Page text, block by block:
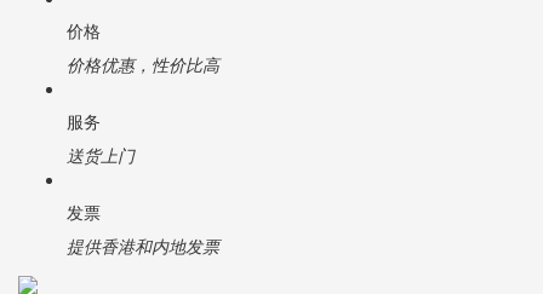
价格
价格优惠，性价比高
服务
送货上门
发票
提供香港和内地发票